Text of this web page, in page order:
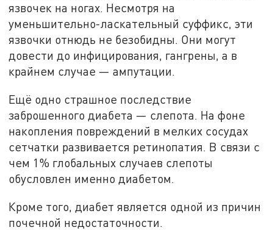
язвочек на ногах. Несмотря на
уменьшительно-ласкательный суффикс, эти
язвочки отнюдь не безобидны. Они могут
довести до инфицирования, гангрены, а в
крайнем случае — ампутации.
Ещё одно страшное последствие
заброшенного диабета — слепота. На фоне
накопления повреждений в мелких сосудах
сетчатки развивается ретинопатия. В связи с
чем 1% глобальных случаев слепоты
обусловлен именно диабетом.
Кроме того, диабет является одной из причин
почечной недостаточности.